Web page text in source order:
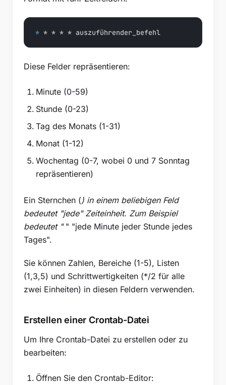
* * * * * auszuführender_befehl
Diese Felder repräsentieren:
Minute (0-59)
Stunde (0-23)
Tag des Monats (1-31)
Monat (1-12)
Wochentag (0-7, wobei 0 und 7 Sonntag
repräsentieren)
Ein Sternchen () in einem beliebigen Feld
bedeutet "jede" Zeiteinheit. Zum Beispiel
bedeutet " " "jede Minute jeder Stunde jedes
Tages".
Sie können Zahlen, Bereiche (1-5), Listen
(1,3,5) und Schrittwertigkeiten (*/2 für alle
zwei Einheiten) in diesen Feldern verwenden.
Erstellen einer Crontab-Datei
Um Ihre Crontab-Datei zu erstellen oder zu
bearbeiten:
Öffnen Sie den Crontab-Editor: